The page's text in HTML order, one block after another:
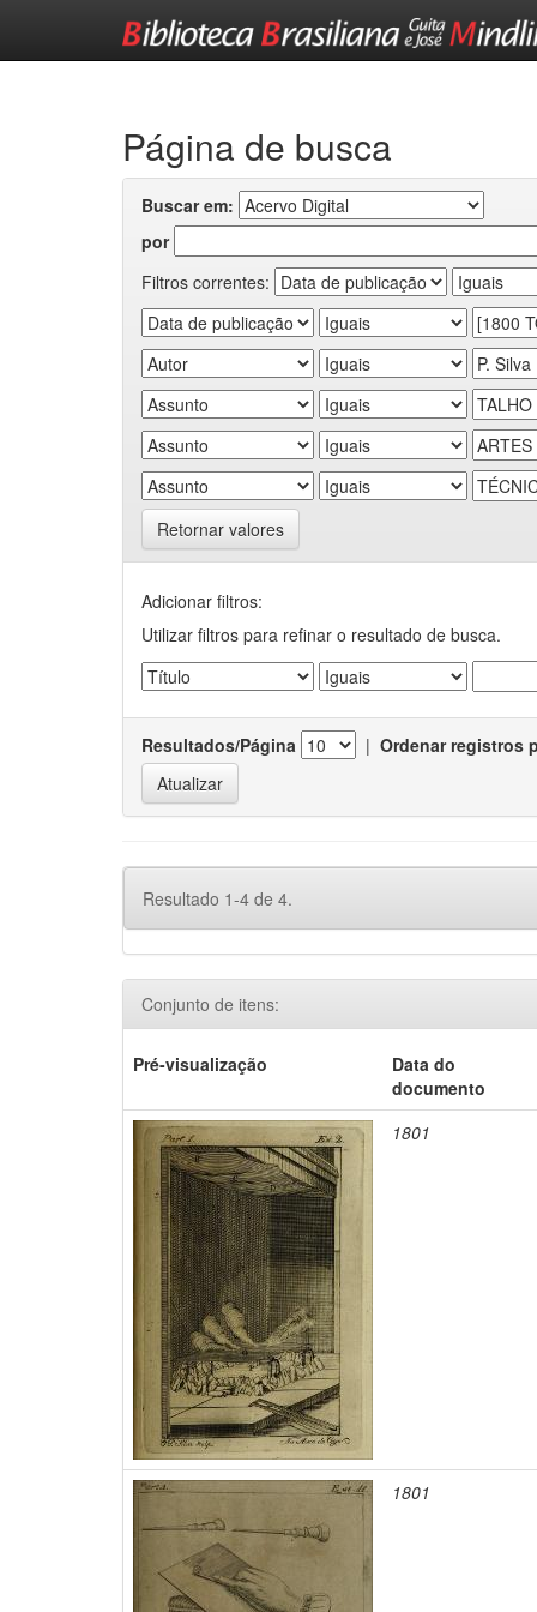
Página de busca
Buscar em:
por
Filtros correntes:
Retornar valores
Adicionar filtros:
Utilizar filtros para refinar o resultado de busca.
Resultados/Página | Ordenar registros
Resultado 1-4 de 4.
Conjunto de itens:
Pré-visualização
Data do
documento
1801
1801